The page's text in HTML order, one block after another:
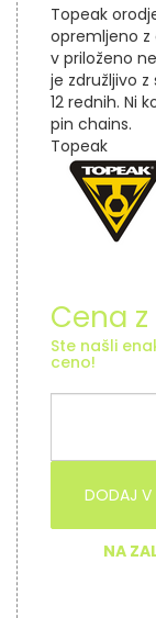
Topeak
opremljeno z
v priloženo
je združljivo
12 rednih. Ni
pin chains.
Topeak
Cena z
Ste našli
ceno!
DODAJ V
NA